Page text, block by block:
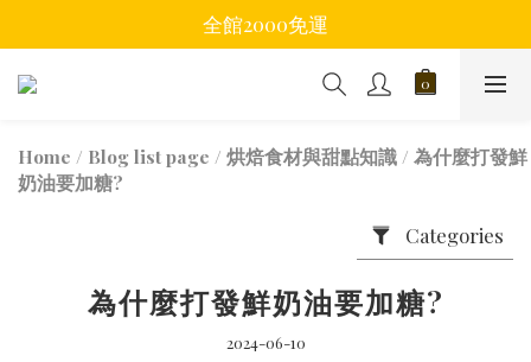
全館2000免運
Home / Blog list page / 烘焙食材與甜點知識 / 為什麼打發鮮
奶油要加糖?
Categories
為什麼打發鮮奶油要加糖?
2024-06-10